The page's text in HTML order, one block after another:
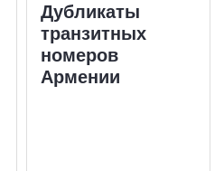
Дубликаты
транзитных
номеров
Армении